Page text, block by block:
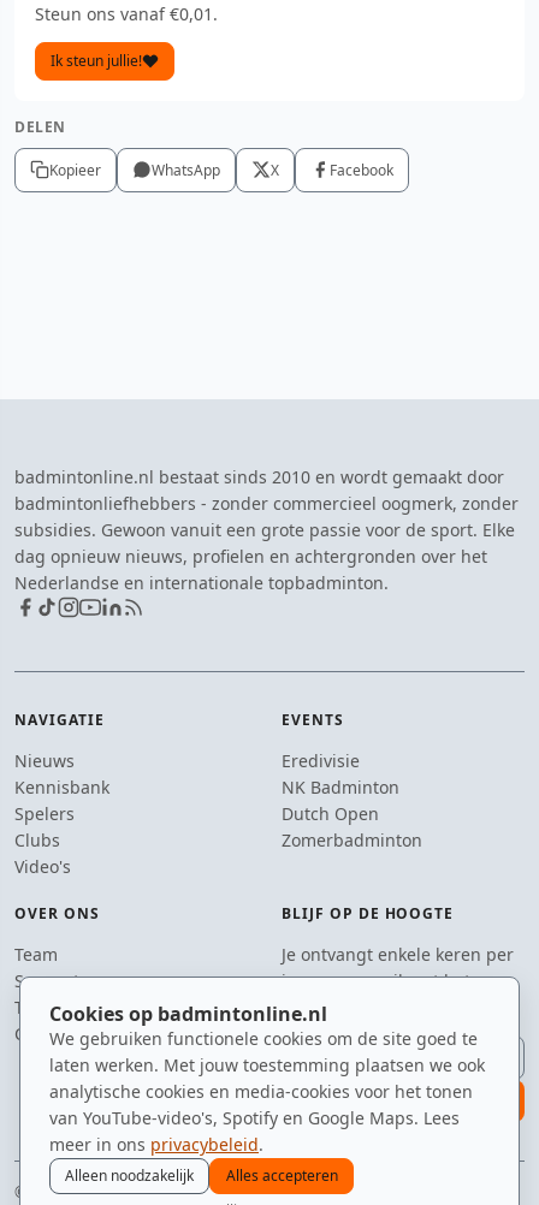
Cookies op badmintonline.nl
We gebruiken functionele cookies om de site goed te
laten werken. Met jouw toestemming plaatsen we ook
analytische cookies en media-cookies voor het tonen
van YouTube-video's, Spotify en Google Maps. Lees
meer in ons privacybeleid.
Alleen noodzakelijk
Alles accepteren
Steun ons vanaf €0,01.
Ik steun jullie!
DELEN
Kopieer WhatsApp X Facebook
badmintonline.nl bestaat sinds 2010 en wordt gemaakt door
badmintonliefhebbers - zonder commercieel oogmerk, zonder
subsidies. Gewoon vanuit een grote passie voor de sport. Elke
dag opnieuw nieuws, profielen en achtergronden over het
Nederlandse en internationale topbadminton.
NAVIGATIE
Nieuws
Kennisbank
Spelers
Clubs
Video's
EVENTS
Eredivisie
NK Badminton
Dutch Open
Zomerbadminton
OVER ONS
Team
Supporters
Tip de redactie
Contact
BLIJF OP DE HOOGTE
Je ontvangt enkele keren per
jaar een e-mail met het
laatste badmintonnieuws.
E-mailadres
aanmelden
© 2010–2026 badmintonline.nl · gebrouwen in Brabant, geserveerd op het